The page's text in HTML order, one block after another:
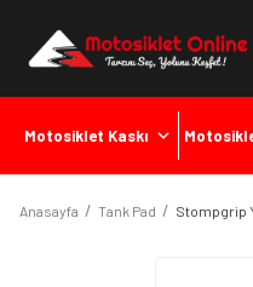
Motosiklet Kaskı
Anasayfa Tank Pad Stompgrip